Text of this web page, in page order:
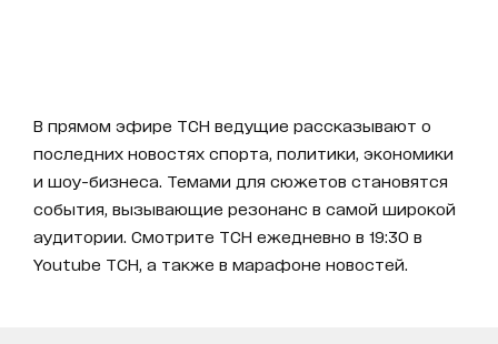
В прямом эфире ТСН ведущие рассказывают о
последних новостях спорта, политики, экономики
и шоу-бизнеса. Темами для сюжетов становятся
события, вызывающие резонанс в самой широкой
аудитории. Смотрите ТСН ежедневно в 19:30 в
Youtube ТСН, а также в марафоне новостей.